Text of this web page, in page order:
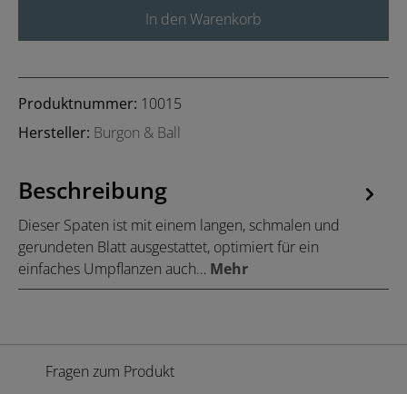
In den Warenkorb
Produktnummer: 10015
Hersteller: Burgon & Ball
Beschreibung
Dieser Spaten ist mit einem langen, schmalen und
gerundeten Blatt ausgestattet, optimiert für ein
einfaches Umpflanzen auch… Mehr
Fragen zum Produkt